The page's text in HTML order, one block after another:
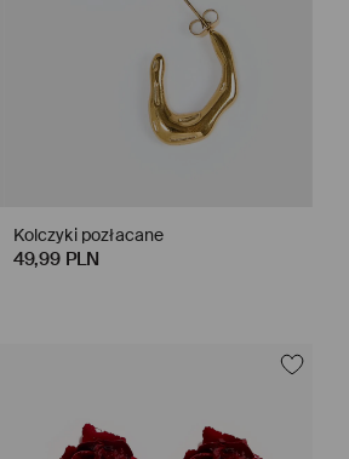
Kolczyki pozłacane
49,99 PLN